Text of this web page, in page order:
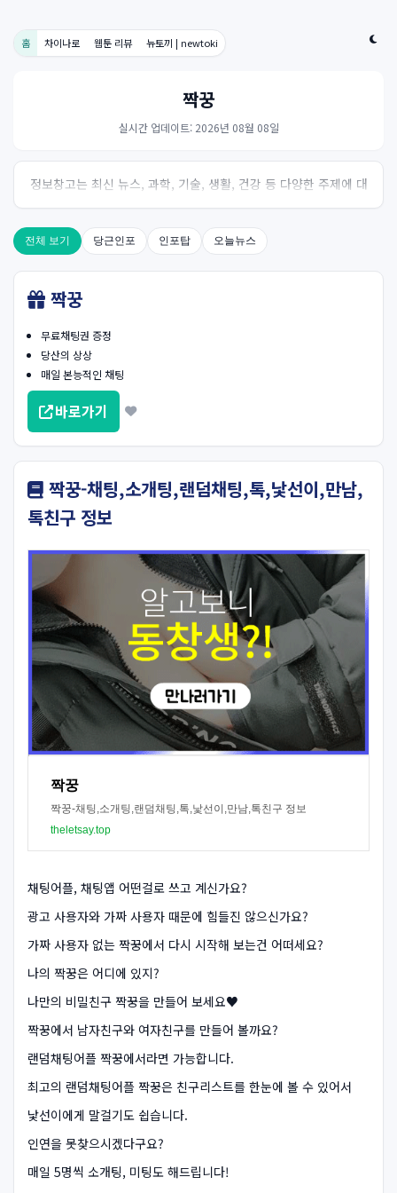
홈 차이나로 웹툰 리뷰 뉴토끼 | newtoki
짝꿍
실시간 업데이트: 2026년 08월 08일
정보창고는 최신 뉴스, 과학, 기술, 생활, 건강 등 다양한 주제에 대
한 신뢰성 있는 정보를 제공하는 온라인 자료실입니다.
전체 보기 당근인포 인포탑 오늘뉴스
짝꿍
무료채팅권 증정
당산의 상상
매일 본능적인 채팅
바로가기
짝꿍-채팅,소개팅,랜덤채팅,톡,낯선이,만남,
톡친구 정보
짝꿍
짝꿍-채팅,소개팅,랜덤채팅,톡,낯선이,만남,톡친구 정보
theletsay.top
채팅어플, 채팅앱 어떤걸로 쓰고 계신가요?
광고 사용자와 가짜 사용자 때문에 힘들진 않으신가요?
가짜 사용자 없는 짝꿍에서 다시 시작해 보는건 어떠세요?
나의 짝꿍은 어디에 있지?
나만의 비밀친구 짝꿍을 만들어 보세요♥
짝꿍에서 남자친구와 여자친구를 만들어 볼까요?
랜덤채팅어플 짝꿍에서라면 가능합니다.
최고의 랜덤채팅어플 짝꿍은 친구리스트를 한눈에 볼 수 있어서
낯선이에게 말걸기도 쉽습니다.
인연을 못찾으시겠다구요?
매일 5명씩 소개팅, 미팅도 해드립니다!